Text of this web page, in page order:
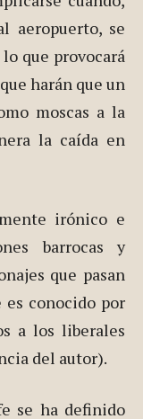
aeropuerto, se
que provocará
harán que un
moscas a la
la caída en
irónico e
barrocas y
que pasan
es conocido por
a los liberales
del autor).
se ha definido